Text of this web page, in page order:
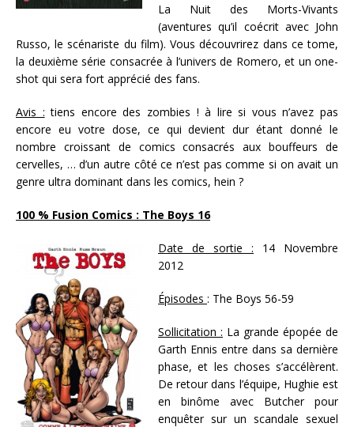
La Nuit des Morts-Vivants
(aventures qu’il coécrit avec John
Russo, le scénariste du film). Vous découvrirez dans ce tome,
la deuxième série consacrée à l’univers de Romero, et un one-
shot qui sera fort apprécié des fans.
Avis : tiens encore des zombies ! à lire si vous n’avez pas
encore eu votre dose, ce qui devient dur étant donné le
nombre croissant de comics consacrés aux bouffeurs de
cervelles, … d’un autre côté ce n’est pas comme si on avait un
genre ultra dominant dans les comics, hein ?
100 % Fusion Comics : The Boys 16
Date de sortie : 14 Novembre
2012
Épisodes : The Boys 56-59
Sollicitation : La grande épopée de
Garth Ennis entre dans sa dernière
phase, et les choses s’accélèrent.
De retour dans l’équipe, Hughie est
en binôme avec Butcher pour
enquêter sur un scandale sexuel